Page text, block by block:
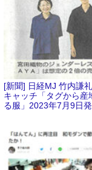
[新聞] 日経MJ 竹内謙
キャッチ「タグから産
る服」2023年7月9日